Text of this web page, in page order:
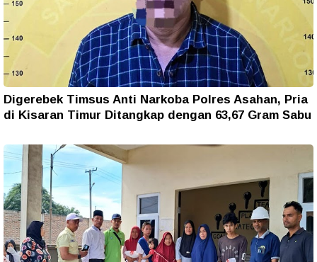
Digerebek Timsus Anti Narkoba Polres Asahan, Pria
di Kisaran Timur Ditangkap dengan 63,67 Gram Sabu